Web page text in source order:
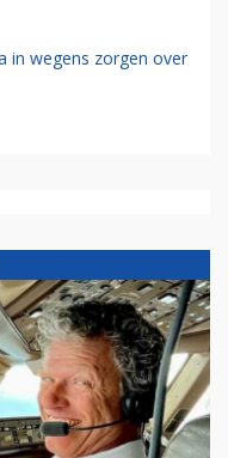
in wegens zorgen over